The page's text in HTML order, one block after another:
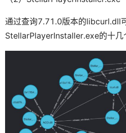
通过查询7.71.0版本的libcurl.dll
StellarPlayerInstaller.exe的十几